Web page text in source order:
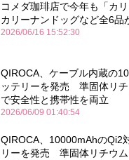
コメダ珈琲店で今年も「カ
カリーナンドッグなど全6品
2026/06/16 15:52:30
QIROCA、ケーブル内蔵の
ッテリーを発売 準固体リチ
で安全性と携帯性を両立
2026/06/09 01:40:54
QIROCA、10000mAhのQi2
リーを発売 準固体リチウ